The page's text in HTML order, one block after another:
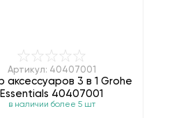
Артикул: 40407001
аксессуаров 3 в 1 Grohe
Essentials 40407001
в наличии более 5 шт